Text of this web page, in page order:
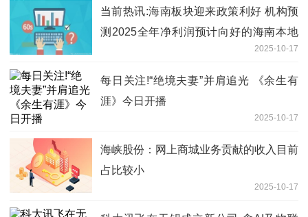
当前热讯:海南板块迎来政策利好 机构预
测2025全年净利润预计向好的海南本地
2025-10-17
每日关注!“绝境夫妻”并肩追光 《余生有
涯》今日开播
2025-10-17
海峡股份：网上商城业务贡献的收入目前
占比较小
2025-10-17